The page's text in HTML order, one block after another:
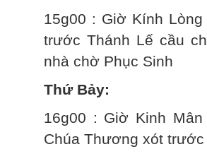
15g00 : Giờ Kính
trước Thánh Lế cầu
nhà chờ Phục Sinh
Thứ Bảy:
16g00 : Giờ Kinh
Chúa Thương xót